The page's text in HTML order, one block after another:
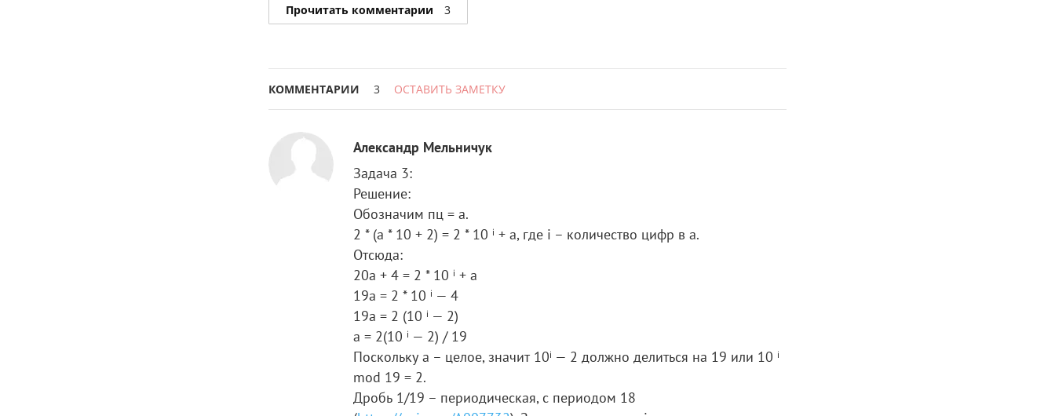
Прочитать комментарии 3
КОММЕНТАРИИ 3 ОСТАВИТЬ ЗАМЕТКУ
Александр Мельничук
Задача 3:
Решение:
Обозначим пц = a.
2 * (a * 10 + 2) = 2 * 10 ⁱ + a, где i – количество цифр в a.
Отсюда:
20а + 4 = 2 * 10 ⁱ + a
19a = 2 * 10 ⁱ — 4
19a = 2 (10 ⁱ — 2)
a = 2(10 ⁱ — 2) / 19
Поскольку a – целое, значит 10ⁱ — 2 должно делиться на 19 или 10 ⁱ
mod 19 = 2.
Дробь 1/19 – периодическая, с периодом 18